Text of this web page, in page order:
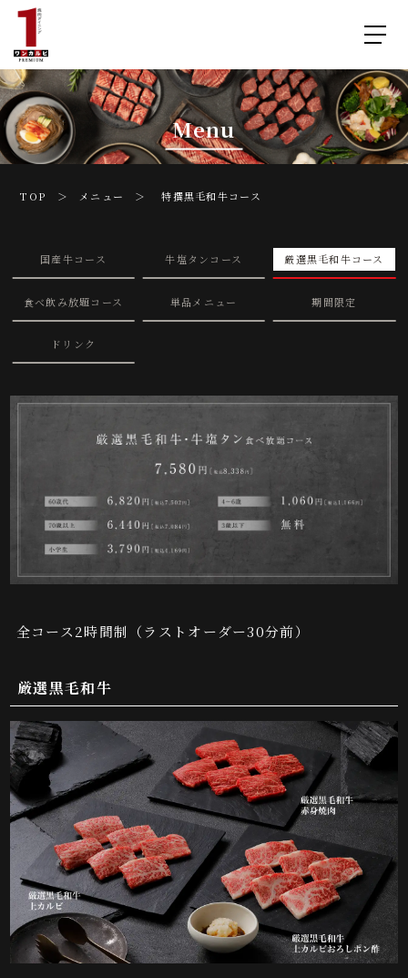
Menu
TOP ＞ メニュー ＞ 特撰黒毛和牛コース
国産牛コース 牛塩タンコース 厳選黒毛和牛コース
食べ飲み放題コース 単品メニュー 期間限定
ドリンク
全コース2時間制（ラストオーダー30分前）
厳選黒毛和牛